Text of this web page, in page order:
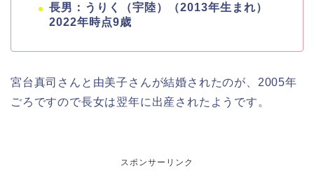
長男：うりく（宇陸）（2013年生まれ）
2022年時点9歳
宮台真司さんと由美子さんが結婚されたのが、2005年
ごろですので長女は翌年に出産されたようです。
スポンサーリンク